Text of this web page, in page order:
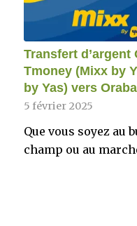
Transfert d’argent
Tmoney (Mixx by
by Yas) vers
5 février 2025
Que vous soyez au
champ ou au